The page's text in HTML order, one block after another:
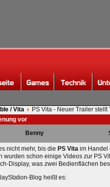
/ Vita
PS Vita - Neuer Trailer
vor
Benny
nicht mehr, bis die PS Vita im Handel
wurden schon einige Videos zur PS
Display, was zwei Bedienflächen
Blog heißt es: